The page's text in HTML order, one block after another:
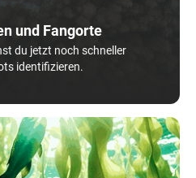
und Fangorte
du jetzt noch schneller
identifizieren.